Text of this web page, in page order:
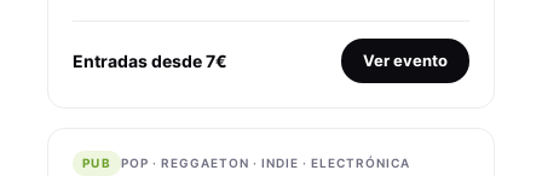
Entradas desde 7€ Ver evento
PUB
PUB POP · REGGAETON · INDIE · ELECTRÓNICA